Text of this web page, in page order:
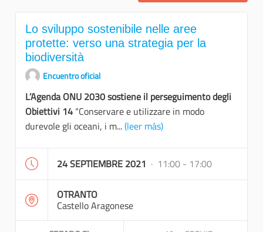
Lo sviluppo sostenibile nelle aree
protette: verso una strategia per la
biodiversità
Encuentro oficial
L’Agenda ONU 2030 sostiene il perseguimento degli
Obiettivi 14 “Conservare e utilizzare in modo
durevole gli oceani, i m...(leer más)
24 SEPTIEMBRE 2021 · 11:00 - 17:00
OTRANTO
Castello Aragonese